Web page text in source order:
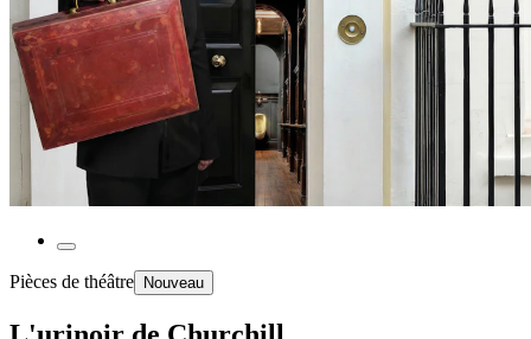
Pièces de théâtre Nouveau